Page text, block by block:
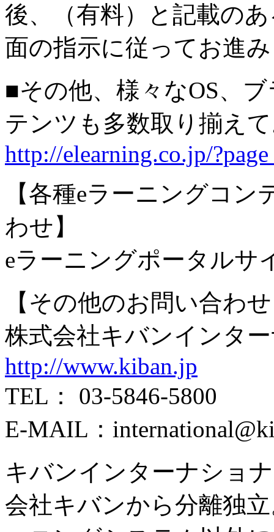
後、（有料）と記載の
面の指示に従ってお進
■その他、様々なOS、
テンツも多数取り揃え
http://elearning.co.jp/
【各種eラーニングコ
わせ】
eラーニングポータルサ
【その他のお問い合わ
株式会社キバンインタ
http://www.kiban.jp
TEL： 03-5846-5800
E-MAIL：
キバンインターナショ
会社キバンから分離独